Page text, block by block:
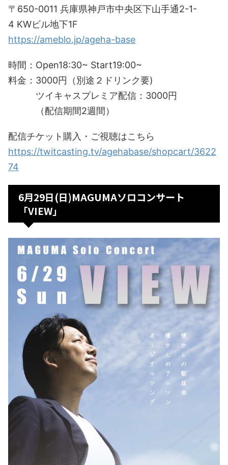
〒650-0011 兵庫県神戸市中央区下山手通2-1-
4 KWビル地下1F
https://ameblo.jp/ageha-base
時間：Open18:30~ Start19:00~
料金：3000円（別途２ドリンク要)
ツイキャスプレミア配信：3000円
（配信期間2週間）
配信チケット購入・ご視聴はこちら
https://twitcasting.tv/agehabase/shopcart/3622
74
6月29日(日)MAGUMAソロコンサート
「VIEW」